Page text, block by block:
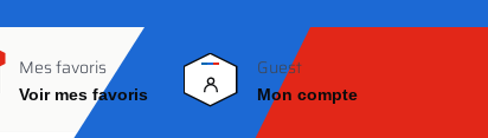
Mes favoris
Voir mes favoris
Guest
Mon compte